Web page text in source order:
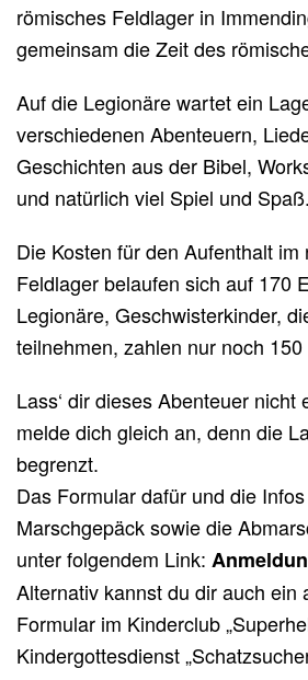
römisches Feldlager in
gemeinsam die Zeit des
Auf die Legionäre wartet ein
verschiedenen Abenteuern,
Geschichten aus der Bibel,
und natürlich viel Spiel und Spaß.
Die Kosten für den Aufenthalt im
Feldlager belaufen sich auf 170
Legionäre, Geschwisterkinder,
teilnehmen, zahlen nur noch 150
Lass‘ dir dieses Abenteuer nicht
melde dich gleich an, denn die
begrenzt.
Das Formular dafür und die
Marschgepäck sowie die
unter folgendem Link:
Alternativ kannst du dir auch ein
Formular im Kinderclub
Kindergottesdienst